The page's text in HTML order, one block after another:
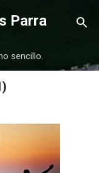
Parra
sencillo.